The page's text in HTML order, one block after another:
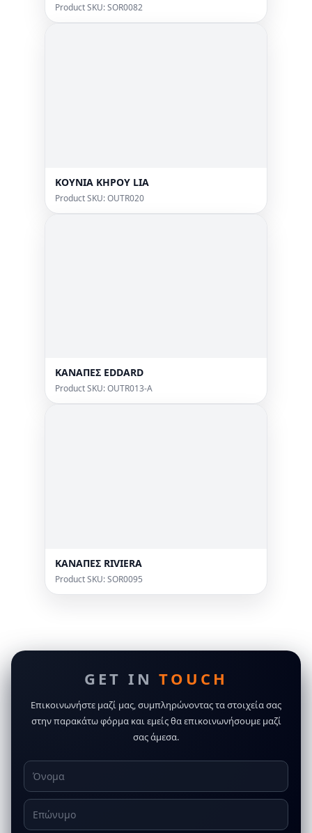
Product SKU: SOR0082
KOYNIA KHPOY LIA
Product SKU: OUTR020
ΚΑΝΑΠΕΣ EDDARD
Product SKU: OUTR013-A
ΚΑΝΑΠΕΣ RIVIERA
Product SKU: SOR0095
GET INTOUCH
Επικοινωνήστε μαζί μας, συμπληρώνοντας τα στοιχεία σας
στην παρακάτω φόρμα και εμείς θα επικοινωνήσουμε μαζί
σας άμεσα.